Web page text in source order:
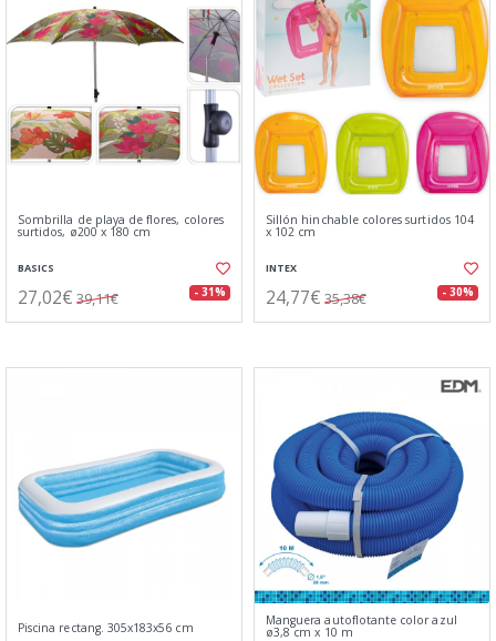
Sombrilla de playa de flores, colores
surtidos, ø200 x 180 cm
BASICS
27,02€ 39,11€ - 31%
Sillón hinchable colores surtidos 104
x 102 cm
INTEX
24,77€ 35,38€ - 30%
Piscina rectang. 305x183x56 cm Manguera autoflotante color azul
ø3,8 cm x 10 m